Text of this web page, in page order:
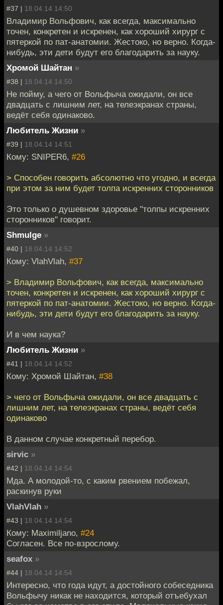
#37 | 18.04.14 14:50
Владимир Вольфович, как всегда, максимально
точен, конкретен и искренен, как хороший хирург с
пятеркой по пат-анатомии. Жестоко, но верно. Когда-
нибудь, эти дети будут его благодарить за науку.
Хромой Шайтан »
#38 | 18.04.14 14:50
Не пойму, а чего от Вольфыча ожидали, он все
двадцать с лишним лет, на телеэкранах страны,
ведёт себя одинаково.
Любитель Жизни »
#39 | 18.04.14 14:51
Кому: SNIPER6, #26
> Способен говорить абсолютно что угодно, и всегда
при этом за ним будет толпа искренних сторонников
Это только о душевном здоровье "толпы искренних
сторонников" говорит.
Shmulge »
#40 | 18.04.14 14:52
Кому: VlahVlah, #37
> Владимир Вольфович, как всегда, максимально
точен, конкретен и искренен, как хороший хирург с
пятеркой по пат-анатомии. Жестоко, но верно. Когда-
нибудь, эти дети будут его благодарить за науку.
И в чем наука?
Любитель Жизни »
#41 | 18.04.14 14:52
Кому: Хромой Шайтан, #38
> чего от Вольфыча ожидали, он все двадцать с
лишним лет, на телеэкранах страны, ведёт себя
одинаково
В данном случае конкретный перебор.
sirvic »
#42 | 18.04.14 14:54
Мда. А молодой-то, с каким рвением побежал,
раскинув руки
VlahVlah »
#43 | 18.04.14 14:54
Кому: Maximiljano, #24
Согласен. Все по-взрослому.
seafox »
#44 | 18.04.14 14:54
Интересно, что года идут, а достойного собеседника
Вольфычу никак не находится, который отъебухал